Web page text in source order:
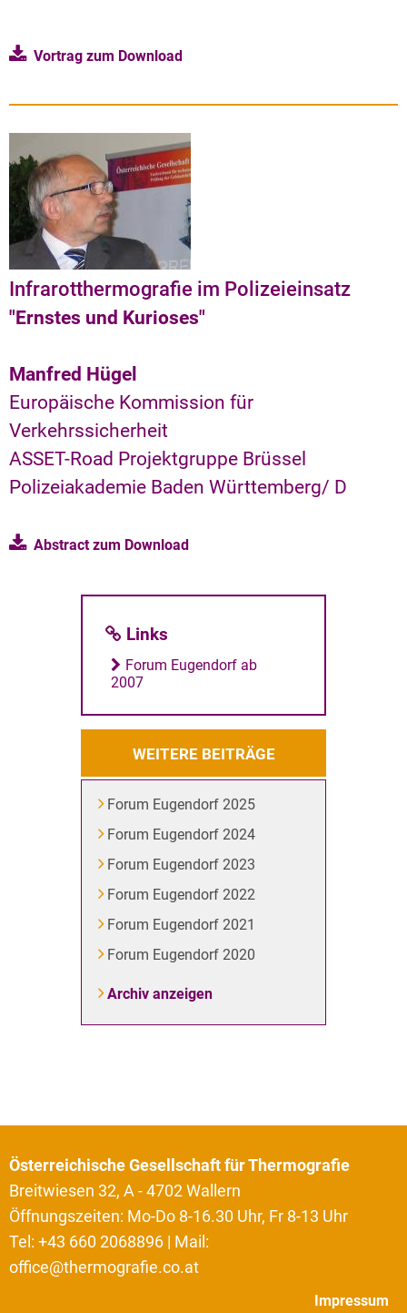
Vortrag zum Download
Infrarotthermografie im Polizeieinsatz
"Ernstes und Kurioses"
Manfred Hügel
Europäische Kommission für
Verkehrssicherheit
ASSET-Road Projektgruppe Brüssel
Polizeiakademie Baden Württemberg/ D
Abstract zum Download
Links
Forum Eugendorf ab
2007
WEITERE BEITRÄGE
Forum Eugendorf 2025
Forum Eugendorf 2024
Forum Eugendorf 2023
Forum Eugendorf 2022
Forum Eugendorf 2021
Forum Eugendorf 2020
Archiv anzeigen
Österreichische Gesellschaft für Thermografie
Breitwiesen 32, A - 4702 Wallern
Öffnungszeiten: Mo-Do 8-16.30 Uhr, Fr 8-13 Uhr
Tel: +43 660 2068896 | Mail:
office@thermografie.co.at
Impressum